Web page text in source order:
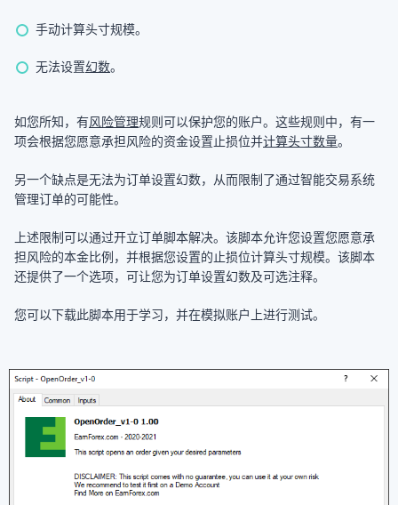
手动计算头寸规模。
无法设置幻数。
如您所知，有风险管理规则可以保护您的账户。这些规则中，有一
项会根据您愿意承担风险的资金设置止损位并计算头寸数量。
另一个缺点是无法为订单设置幻数，从而限制了通过智能交易系统
管理订单的可能性。
上述限制可以通过开立订单脚本解决。该脚本允许您设置您愿意承
担风险的本金比例，并根据您设置的止损位计算头寸规模。该脚本
还提供了一个选项，可让您为订单设置幻数及可选注释。
您可以下载此脚本用于学习，并在模拟账户上进行测试。